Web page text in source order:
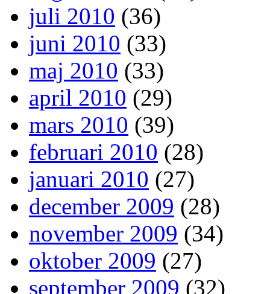
juli 2010 (36)
juni 2010 (33)
maj 2010 (33)
april 2010 (29)
mars 2010 (39)
februari 2010 (28)
januari 2010 (27)
december 2009 (28)
november 2009 (34)
oktober 2009 (27)
september 2009 (32)